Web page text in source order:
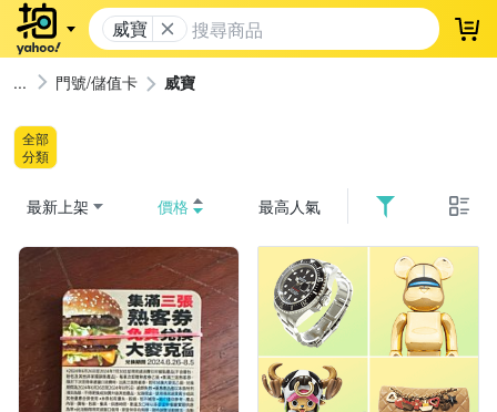
威寶 登
門號/儲值卡 威寶
全部
分類
最新上架 價格 最高人氣